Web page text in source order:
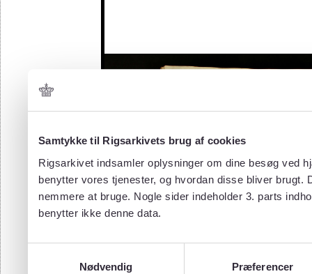
Samtykke til Rigsarkivets brug af cookies
Rigsarkivet indsamler oplysninger om dine besøg ved
benytter vores tjenester, og hvordan disse bliver
nemmere at bruge. Nogle sider indeholder 3. parts
benytter ikke denne data.
Nødvendig
Præferencer